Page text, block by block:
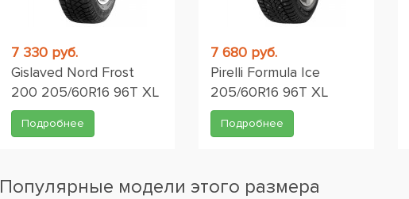
7 330 руб.
Gislaved Nord Frost
200 205/60R16 96T XL
Подробнее
7 680 руб.
Pirelli Formula Ice
205/60R16 96T XL
Подробнее
Популярные модели этого размера